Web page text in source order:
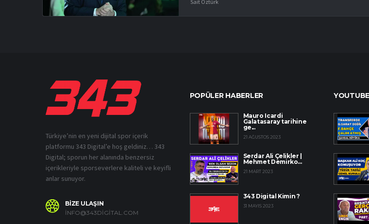
Sait Öztürk
Türkiye’nin en yeni dijital spor içerik
platformu 343 Digital’e hoş geldiniz… 343
Digital; sporun her alanında benzersiz
içerikleriyle sporseverlere kaliteli ve keyifli
anlar sunuyor.
BİZE ULAŞIN
INFO@343DIGITAL.COM
POPÜLER HABERLER
Mauro Icardi
Galatasaray tarihine
ge...
21 AĞUSTOS 2023
Serdar Ali Çelikler |
Mehmet Demirko...
21 MART 2023
343 Digital Kimin ?
31 MAYIS 2023
YOUTUBE